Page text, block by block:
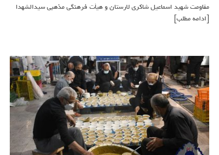
مقاومت شهید اسماعیل شاکری لارستان و هیأت فرهنگی مذهبی سیدالشهدا
[ادامه مطلب]